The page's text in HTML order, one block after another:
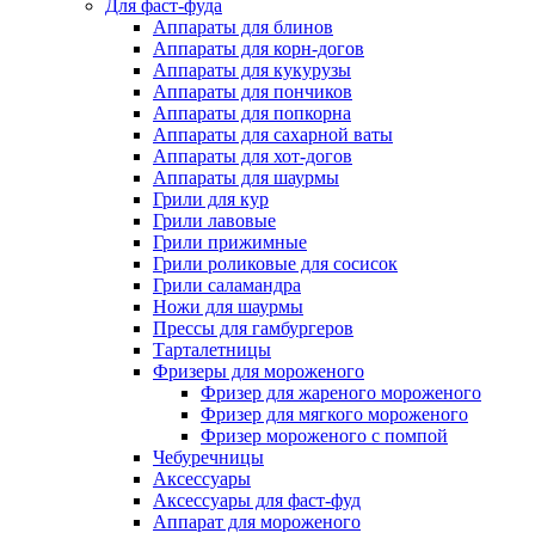
Для фаст-фуда
Аппараты для блинов
Аппараты для корн-догов
Аппараты для кукурузы
Аппараты для пончиков
Аппараты для попкорна
Аппараты для сахарной ваты
Аппараты для хот-догов
Аппараты для шаурмы
Грили для кур
Грили лавовые
Грили прижимные
Грили роликовые для сосисок
Грили саламандра
Ножи для шаурмы
Прессы для гамбургеров
Тарталетницы
Фризеры для мороженого
Фризер для жареного мороженого
Фризер для мягкого мороженого
Фризер мороженого с помпой
Чебуречницы
Аксессуары
Аксессуары для фаст-фуд
Аппарат для мороженого